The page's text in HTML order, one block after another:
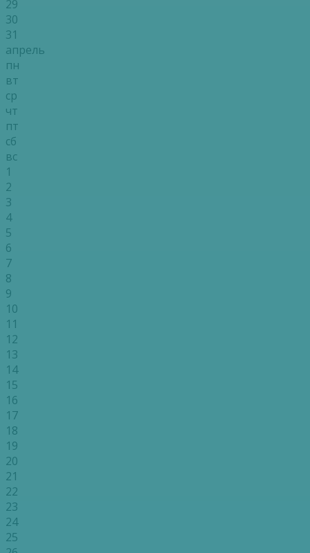
29
30
31
апрель
пн
вт
ср
чт
пт
сб
вс
1
2
3
4
5
6
7
8
9
10
11
12
13
14
15
16
17
18
19
20
21
22
23
24
25